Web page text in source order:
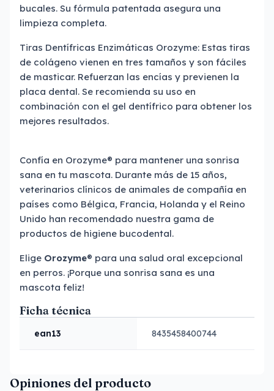
bucales. Su fórmula patentada asegura una
limpieza completa.
Tiras Dentífricas Enzimáticas Orozyme: Estas tiras
de colágeno vienen en tres tamaños y son fáciles
de masticar. Refuerzan las encías y previenen la
placa dental. Se recomienda su uso en
combinación con el gel dentífrico para obtener los
mejores resultados.
Confía en Orozyme® para mantener una sonrisa
sana en tu mascota. Durante más de 15 años,
veterinarios clínicos de animales de compañía en
países como Bélgica, Francia, Holanda y el Reino
Unido han recomendado nuestra gama de
productos de higiene bucodental.
Elige Orozyme® para una salud oral excepcional
en perros. ¡Porque una sonrisa sana es una
mascota feliz!
Ficha técnica
ean13 8435458400744
Opiniones del producto